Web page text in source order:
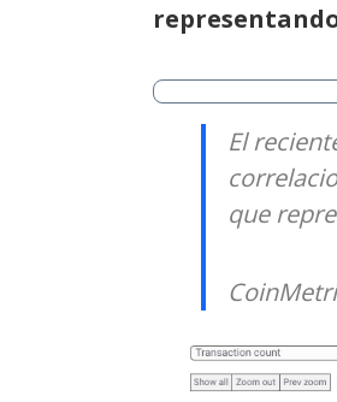
El
que